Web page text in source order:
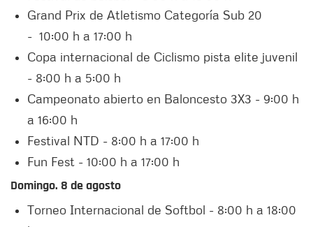
Grand Prix de Atletismo Categoría Sub 20
- 10:00 h a 17:00 h
Copa internacional de Ciclismo pista elite juvenil
- 8:00 h a 5:00 h
Campeonato abierto en Baloncesto 3X3 - 9:00 h
a 16:00 h
Festival NTD - 8:00 h a 17:00 h
Fun Fest - 10:00 h a 17:00 h
Domingo. 8 de agosto
Torneo Internacional de Softbol - 8:00 h a 18:00